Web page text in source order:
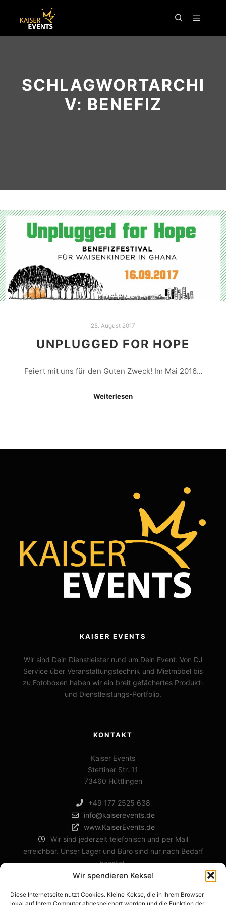
Wir spendieren Kekse!
Diese Internetseite nutzt Cookies. Kleine Kekse, die in Ihrem Browser
SCHLAGWORTARCHI
V: BENEFIZ
25. August 2017
UNPLUGGED FOR HOPE
Feiert mit uns für den Guten Zweck! Im Mai 2016…
Weiterlesen
KAISER EVENTS
Wir sind Dein Dienstleister rund um Dein Event. Von DJ
Service über Veranstaltungstechnik und Mietmöbel bis
zu Fotoboxen haben wir ein breit gefächertes Produkt-
und Dienstleistungs-Portfolio.
KONTAKT
Kaiser Events
Stettiner Str. 11
73460 Hüttlingen
+49 177 2525 638
info@kaiserevents.de
www.KaiserEvents.de
Wir sind jederzeit telefonisch und per Mail
erreichbar. Unser Lager und Büro sind nur nach Bedarf
besetzt.